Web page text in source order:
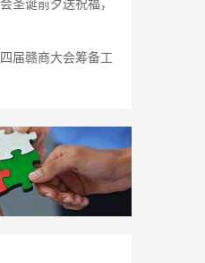
圣诞前夕送祝福，
届赣商大会筹备工